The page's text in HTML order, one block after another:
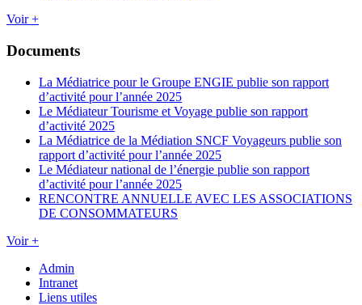
Voir +
Documents
La Médiatrice pour le Groupe ENGIE publie son rapport
d’activité pour l’année 2025
Le Médiateur Tourisme et Voyage publie son rapport
d’activité 2025
La Médiatrice de la Médiation SNCF Voyageurs publie son
rapport d’activité pour l’année 2025
Le Médiateur national de l’énergie publie son rapport
d’activité pour l’année 2025
RENCONTRE ANNUELLE AVEC LES ASSOCIATIONS
DE CONSOMMATEURS
Voir +
Admin
Intranet
Liens utiles